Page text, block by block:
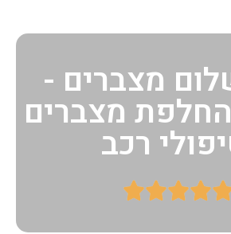
מצברים -
מצברים
רכב



